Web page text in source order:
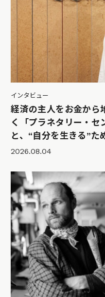
インタビュー
経済の主人をお金から
く「プラネタリー・セ
と、“自分を生きる”た
2026.08.04